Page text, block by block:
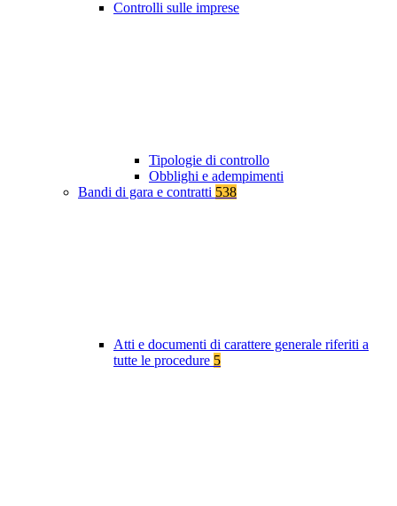
Controlli sulle imprese
Tipologie di controllo
Obblighi e adempimenti
Bandi di gara e contratti 538
Atti e documenti di carattere generale riferiti a
tutte le procedure 5